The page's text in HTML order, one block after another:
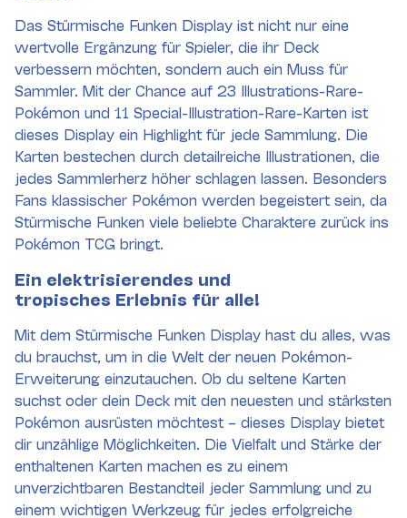
Das Stürmische Funken Display ist nicht nur eine
wertvolle Ergänzung für Spieler, die ihr Deck
verbessern möchten, sondern auch ein Muss für
Sammler. Mit der Chance auf 23 Illustrations-Rare-
Pokémon und 11 Special-Illustration-Rare-Karten ist
dieses Display ein Highlight für jede Sammlung. Die
Karten bestechen durch detailreiche Illustrationen, die
jedes Sammlerherz höher schlagen lassen. Besonders
Fans klassischer Pokémon werden begeistert sein, da
Stürmische Funken viele beliebte Charaktere zurück ins
Pokémon TCG bringt.
Ein elektrisierendes und
tropisches Erlebnis für alle!
Mit dem Stürmische Funken Display hast du alles, was
du brauchst, um in die Welt der neuen Pokémon-
Erweiterung einzutauchen. Ob du seltene Karten
suchst oder dein Deck mit den neuesten und stärksten
Pokémon ausrüsten möchtest – dieses Display bietet
dir unzählige Möglichkeiten. Die Vielfalt und Stärke der
enthaltenen Karten machen es zu einem
unverzichtbaren Bestandteil jeder Sammlung und zu
einem wichtigen Werkzeug für jedes erfolgreiche